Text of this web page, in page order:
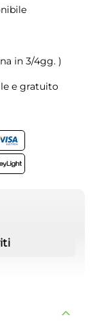
in 3/4gg. )
e gratuito